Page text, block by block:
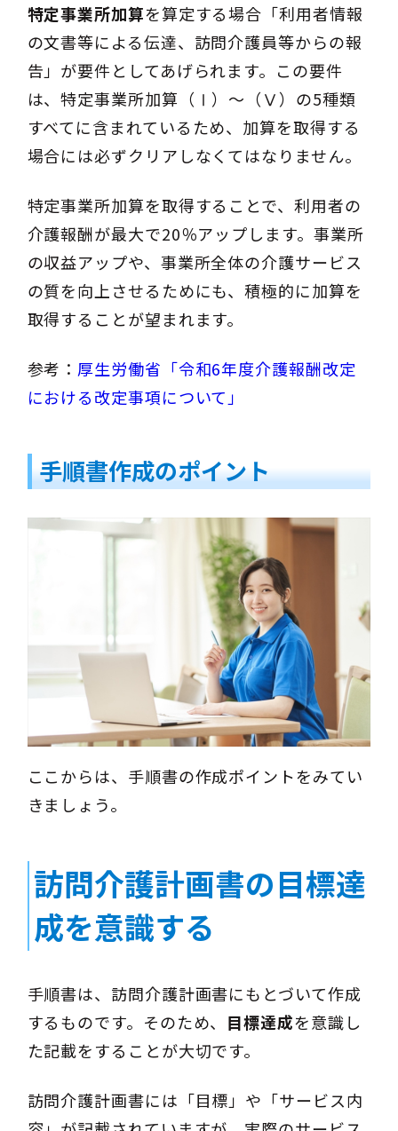
特定事業所加算を算定する場合「利用者情報
の文書等による伝達、訪問介護員等からの報
告」が要件としてあげられます。この要件
は、特定事業所加算（Ⅰ）〜（Ⅴ）の5種類
すべてに含まれているため、加算を取得する
場合には必ずクリアしなくてはなりません。
特定事業所加算を取得することで、利用者の
介護報酬が最大で20％アップします。事業所
の収益アップや、事業所全体の介護サービス
の質を向上させるためにも、積極的に加算を
取得することが望まれます。
参考： 厚生労働省「令和6年度介護報酬改定
における改定事項について」
手順書作成のポイント
ここからは、手順書の作成ポイントをみてい
きましょう。
訪問介護計画書の目標達
成を意識する
手順書は、訪問介護計画書にもとづいて作成
するものです。そのため、 目標達成を意識し
た記載をすることが大切です。
訪問介護計画書には「目標」や「サービス内